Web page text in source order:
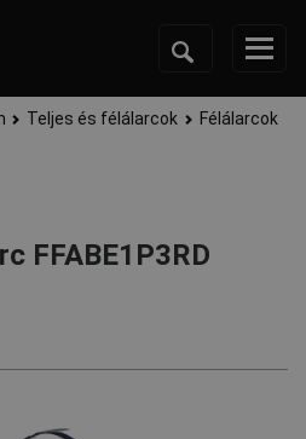
Teljes és félálarcok Félálarcok
FFABE1P3RD